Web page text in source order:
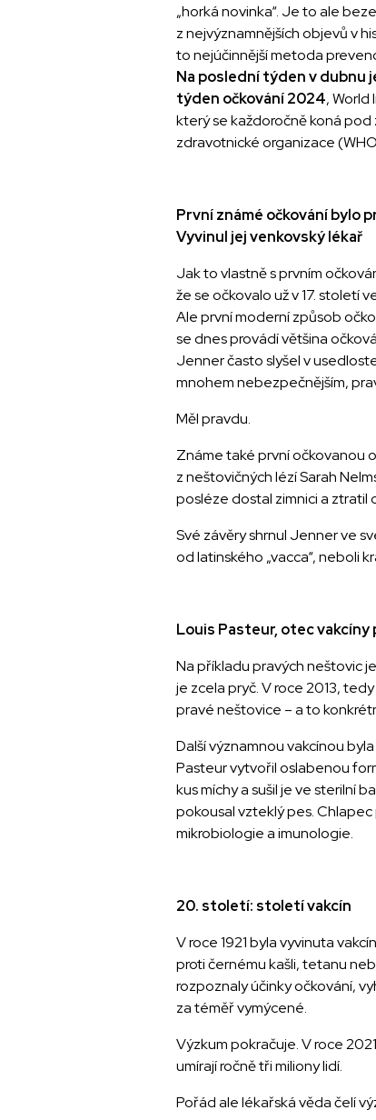
„horká novinka“. Je to ale
z nejvýznamnějších objevů v
to nejúčinnější metoda
Na poslední týden v dubnu
týden očkování 2024, World
který se každoročně koná
zdravotnické organizace
První známé očkování bylo
Vyvinul jej venkovský lékař
Jak to vlastně s prvním
že se očkovalo už v 17. století
Ale první moderní způsob
se dnes provádí většina
Jenner často slyšel v
mnohem nebezpečnějším,
Měl pravdu.
Známe také první očkovanou
z neštovičných lézí Sarah
posléze dostal zimnici a ztratil
Své závěry shrnul Jenner ve
od latinského „vacca“, neboli
Louis Pasteur, otec
Na příkladu pravých neštovic
je zcela pryč. V roce 2013,
pravé neštovice – a to
Další významnou vakcínou
Pasteur vytvořil oslabenou
kus míchy a sušil je ve sterilní
pokousal vzteklý pes. Chlapec
mikrobiologie a imunologie.
20. století: století vakcín
V roce 1921 byla vyvinuta
proti černému kašli, tetanu
rozpoznaly účinky očkování,
za téměř vymýcené.
Výzkum pokračuje. V roce
umírají ročně tři miliony lidí.
Pořád ale lékařská věda čelí